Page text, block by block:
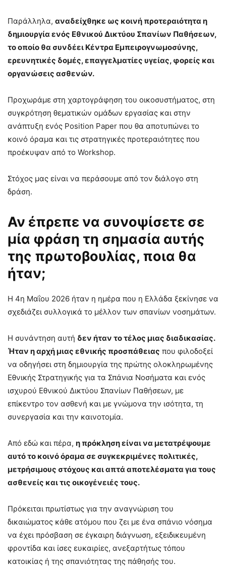
Παράλληλα, αναδείχθηκε ως κοινή προτεραιότητα η
δημιουργία ενός Εθνικού Δικτύου Σπανίων Παθήσεων,
το οποίο θα συνδέει Κέντρα Εμπειρογνωμοσύνης,
ερευνητικές δομές, επαγγελματίες υγείας, φορείς και
οργανώσεις ασθενών.
Προχωράμε στη χαρτογράφηση του οικοσυστήματος, στη
συγκρότηση θεματικών ομάδων εργασίας και στην
ανάπτυξη ενός Position Paper που θα αποτυπώνει το
κοινό όραμα και τις στρατηγικές προτεραιότητες που
προέκυψαν από το Workshop.
Στόχος μας είναι να περάσουμε από τον διάλογο στη
δράση.
Αν έπρεπε να συνοψίσετε σε
μία φράση τη σημασία αυτής
της πρωτοβουλίας, ποια θα
ήταν;
Η 4η Μαΐου 2026 ήταν η ημέρα που η Ελλάδα ξεκίνησε να
σχεδιάζει συλλογικά το μέλλον των σπανίων νοσημάτων.
Η συνάντηση αυτή δεν ήταν το τέλος μιας διαδικασίας.
Ήταν η αρχή μιας εθνικής προσπάθειας που φιλοδοξεί
να οδηγήσει στη δημιουργία της πρώτης ολοκληρωμένης
Εθνικής Στρατηγικής για τα Σπάνια Νοσήματα και ενός
ισχυρού Εθνικού Δικτύου Σπανίων Παθήσεων, με
επίκεντρο τον ασθενή και με γνώμονα την ισότητα, τη
συνεργασία και την καινοτομία.
Από εδώ και πέρα, η πρόκληση είναι να μετατρέψουμε
αυτό το κοινό όραμα σε συγκεκριμένες πολιτικές,
μετρήσιμους στόχους και απτά αποτελέσματα για τους
ασθενείς και τις οικογένειές τους.
Πρόκειται πρωτίστως για την αναγνώριση του
δικαιώματος κάθε ατόμου που ζει με ένα σπάνιο νόσημα
να έχει πρόσβαση σε έγκαιρη διάγνωση, εξειδικευμένη
φροντίδα και ίσες ευκαιρίες, ανεξαρτήτως τόπου
κατοικίας ή της σπανιότητας της πάθησής του.